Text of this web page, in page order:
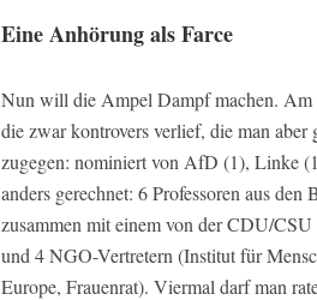
Eine Anhörung als Farce
Nun will die Ampel Dampf machen. Am
die zwar kontrovers verlief, die man aber
zugegen: nominiert von AfD (1), Linke
anders gerechnet: 6 Professoren aus den
zusammen mit einem von der CDU/
und 4 NGO-Vertretern (Institut für
Europe, Frauenrat). Viermal darf man